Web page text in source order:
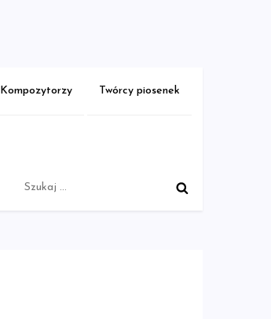
Kompozytorzy Twórcy piosenek